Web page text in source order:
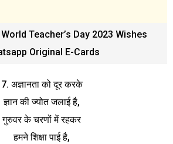
Teacher’s Day 2023 Wishes
Original E-Cards
7. अज्ञानता को दूर करके
ज्ञान की ज्योत जलाई है,
गुरुवर के चरणों में रहकर
हमने शिक्षा पाई है,